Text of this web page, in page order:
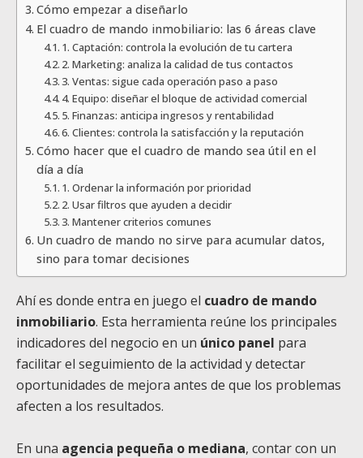
Cómo empezar a diseñarlo
El cuadro de mando inmobiliario: las 6 áreas clave
1. Captación: controla la evolución de tu cartera
2. Marketing: analiza la calidad de tus contactos
3. Ventas: sigue cada operación paso a paso
4. Equipo: diseñar el bloque de actividad comercial
5. Finanzas: anticipa ingresos y rentabilidad
6. Clientes: controla la satisfacción y la reputación
Cómo hacer que el cuadro de mando sea útil en el
día a día
1. Ordenar la información por prioridad
2. Usar filtros que ayuden a decidir
3. Mantener criterios comunes
Un cuadro de mando no sirve para acumular datos,
sino para tomar decisiones
Ahí es donde entra en juego el cuadro de mando
inmobiliario. Esta herramienta reúne los principales
indicadores del negocio en un único panel para
facilitar el seguimiento de la actividad y detectar
oportunidades de mejora antes de que los problemas
afecten a los resultados.
En una agencia pequeña o mediana, contar con un